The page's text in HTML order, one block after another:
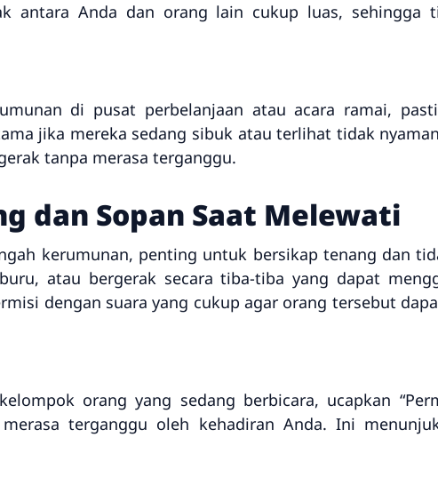
antara Anda dan orang lain cukup luas, sehingga
di pusat perbelanjaan atau acara ramai,
jika mereka sedang sibuk atau terlihat tidak
tanpa merasa terganggu.
dan Sopan Saat Melewati
kerumunan, penting untuk bersikap tenang dan
atau bergerak secara tiba-tiba yang dapat
dengan suara yang cukup agar orang tersebut
orang yang sedang berbicara, ucapkan
terganggu oleh kehadiran Anda. Ini